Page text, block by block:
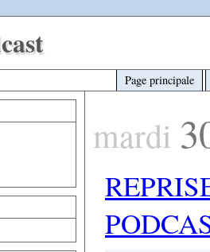
Page principale
mardi